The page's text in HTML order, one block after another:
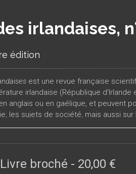
irlandaises,
édition
est une revue française
irlandaise (République
anglais ou en gaélique, et peuvent
les sujets de société, mais aussi
l'architecture, etc. La revue est
récemment.
Livre broché - 20,00 €